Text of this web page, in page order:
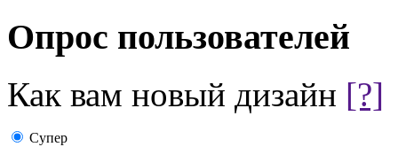
Опрос пользователей
Как вам новый дизайн [?]
Супер